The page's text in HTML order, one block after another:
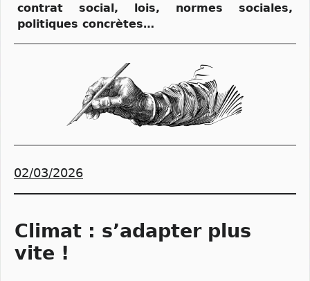
contrat social, lois, normes sociales,
politiques concrètes…
02/03/2026
Climat : s’adapter plus
vite !